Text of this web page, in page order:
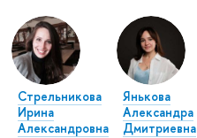
Стрельникова
Ирина
Александровна
Янькова
Александра
Дмитриевна